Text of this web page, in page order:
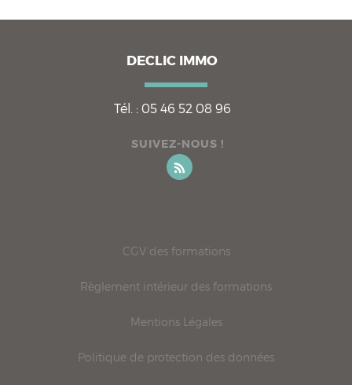
DECLIC IMMO
Tél. : 05 46 52 08 96
SUIVEZ-NOUS !
CGV des formations
Règlement intérieur des formations
Mentions Légales
Politique de protection des données